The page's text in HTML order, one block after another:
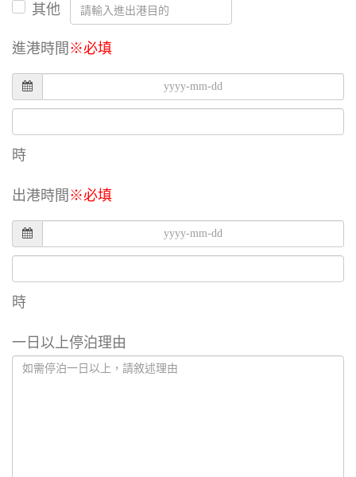
其他
進港時間 ※必填
時
出港時間 ※必填
時
一日以上停泊理由